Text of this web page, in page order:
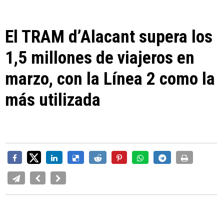
El TRAM d’Alacant supera los
1,5 millones de viajeros en
marzo, con la Línea 2 como la
más utilizada